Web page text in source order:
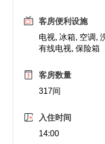
客房便利设施
电视, 冰箱, 空调,
有线电视, 保险箱
客房数量
317间
入住时间
14:00